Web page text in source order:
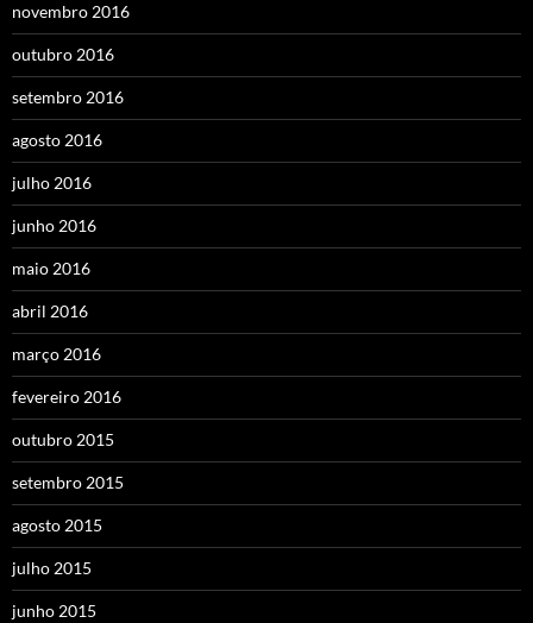
novembro 2016
outubro 2016
setembro 2016
agosto 2016
julho 2016
junho 2016
maio 2016
abril 2016
março 2016
fevereiro 2016
outubro 2015
setembro 2015
agosto 2015
julho 2015
junho 2015